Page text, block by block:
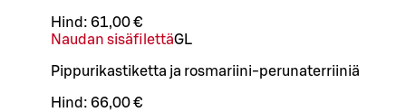
Hind: 61,00 €
Naudan sisäfilettäGL
Pippurikastiketta ja rosmariini-perunaterriiniä
Hind: 66,00 €